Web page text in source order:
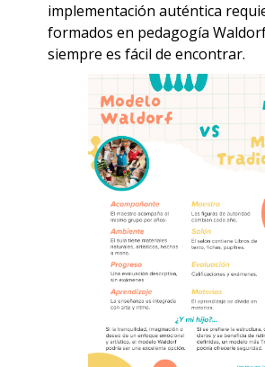
implementación auténtica
formados en pedagogía
siempre es fácil de encontrar.